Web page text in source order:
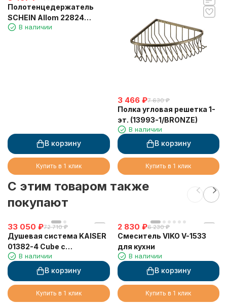
Полотенцедержатель
SCHEIN Allom 22824
"рога" двойные
В наличии
В корзину
Купить в 1 клик
3 466 ₽7 630 ₽
Полка угловая решетка 1-
эт. (13993-1/BRONZE)
В наличии
В корзину
Купить в 1 клик
C этим товаром также
покупают
33 050 ₽72 710 ₽
Душевая система KAISER
01382-4 Cube с
термостатом 6282
В наличии
В корзину
Купить в 1 клик
2 830 ₽6 230 ₽
Смеситель VIKO V-1533
для кухни
В наличии
В корзину
Купить в 1 клик